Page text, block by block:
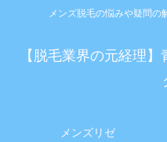
メンズ脱毛の悩みや疑問の
【脱毛業界の元経理
メンズリゼ